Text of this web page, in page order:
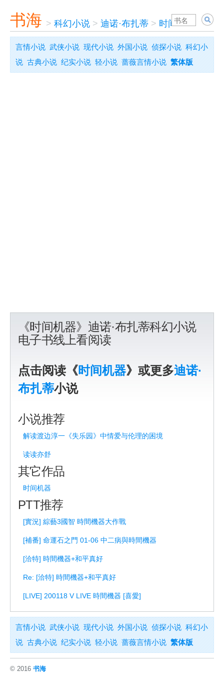
书海 > 科幻小说 > 迪诺·布扎蒂 > 时间机器
言情小说 武侠小说 现代小说 外国小说 侦探小说 科幻小
说 古典小说 纪实小说 轻小说 蔷薇言情小说 繁体版
《时间机器》迪诺·布扎蒂科幻小说
电子书线上看阅读
点击阅读《时间机器》或更多迪诺·
布扎蒂小说
小说推荐
解读渡边淳一《失乐园》中情爱与伦理的困境
读读亦舒
其它作品
时间机器
PTT推荐
[實況] 綜藝3國智 時間機器大作戰
[補番] 命運石之門 01-06 中二病與時間機器
[洽特] 時間機器+和平真好
Re: [洽特] 時間機器+和平真好
[LIVE] 200118 V LIVE 時間機器 [喜愛]
言情小说 武侠小说 现代小说 外国小说 侦探小说 科幻小
说 古典小说 纪实小说 轻小说 蔷薇言情小说 繁体版
© 2016 书海